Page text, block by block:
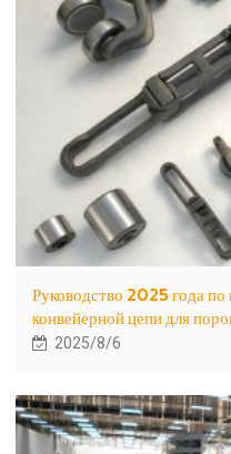
Руководство 2025 года
конвейерной цепи для
2025/8/6